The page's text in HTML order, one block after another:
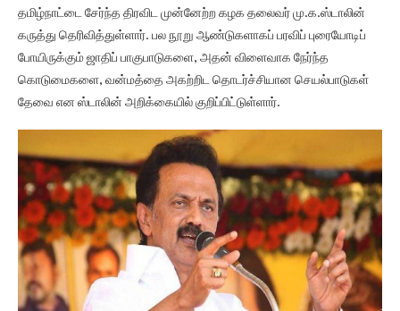
தமிழ்நாட்டை சேர்ந்த திரவிட முன்னேற்ற கழக தலைவர் மு.க.ஸ்டாலின்
கருத்து தெரிவித்துள்ளார். பல நூறு ஆண்டுகளாகப் பரவிப் புரையோடிப்
போயிருக்கும் ஜாதிப் பாகுபாடுகளை, அதன் விளைவாக நேர்ந்த
கொடுமைகளை, வன்மத்தை அகற்றிட தொடர்ச்சியான செயல்பாடுகள்
தேவை என ஸ்டாலின் அறிக்கையில் குறிப்பிட்டுள்ளார்.